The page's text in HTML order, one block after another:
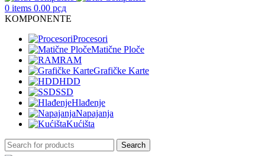
0 items 0.00 рсд
KOMPONENTE
Procesori
Matične Ploče
RAM
Grafičke Karte
HDD
SSD
Hlađenje
Napajanja
Kućišta
Search